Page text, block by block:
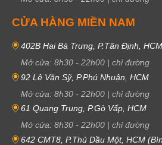
CỬA HÀNG MIỀN NAM
402B Hai Bà Trưng, P.Tân Định, HCM
Mở cửa: 8h30 - 22h00 | chỉ đường
92 Lê Văn Sỹ, P.Phú Nhuận, HCM
Mở cửa: 8h30 - 22h00 | chỉ đường
61 Quang Trung, P.Gò Vấp, HCM
Mở cửa: 8h30 - 22h00 | chỉ đường
642 CMT8, P.Thủ Dầu Một, HCM